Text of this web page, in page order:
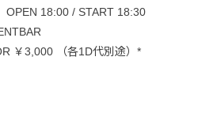
OPEN 18:00 / START 18:30
￥3,000 （各1D代別途）*